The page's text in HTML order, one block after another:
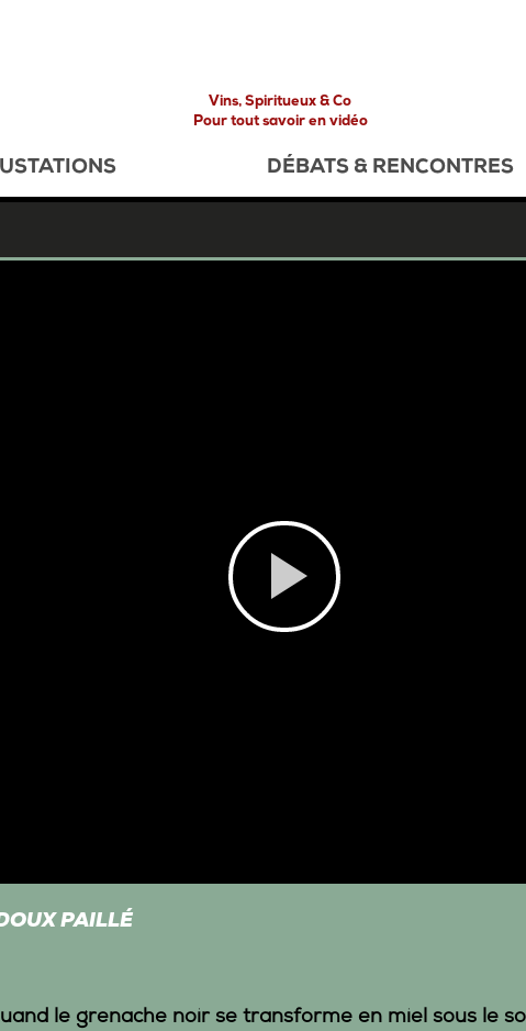
Vins, Spiritueux & Co
Pour tout savoir en vidéo
DÉBATS & RENCONTRES
Play
PAILLÉ
le grenache noirse transforme en miel sous le